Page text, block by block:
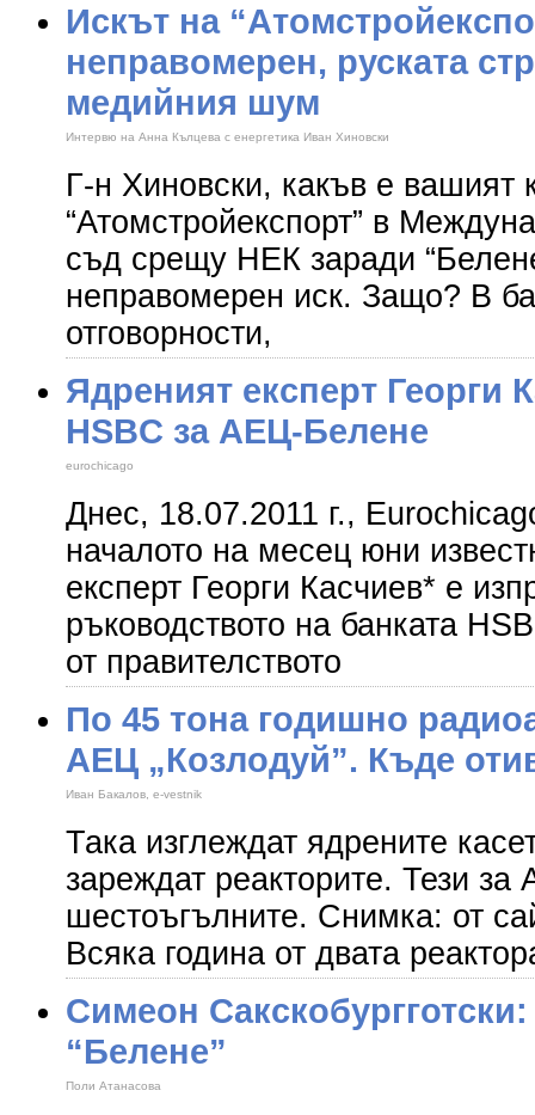
Искът на
неправомерен, руската
медийния шум
Интервю на Анна Кълцева с енергетика Иван Хиновски
Г-н Хиновски, какъв е вашият
“Атомстройекспорт” в
съд срещу НЕК заради
неправомерен иск. Защо? В
отговорности,
Ядреният експерт Георги
HSBC за АЕЦ-Белене
eurochicago
Днес, 18.07.2011 г.,
началото на месец юни
експерт Георги Касчиев* е
ръководството на банката
от правителството
По 45 тона годишно
АЕЦ „Козлодуй”. Къде
Иван Бакалов, e-vestnik
Така изглеждат ядрените
зареждат реакторите. Тези за
шестоъгълните. Снимка: от
Всяка година от двата
Симеон
“Белене”
Поли Атанасова